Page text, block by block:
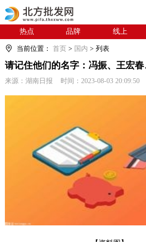
热点 品牌 线上
干货
电商
会展
国内
当前位置： 首页 > 国内 > 列表
请记住他们的名字：冯振、王宏
来源：湖南日报 时间：2023-08-03 20:09:50